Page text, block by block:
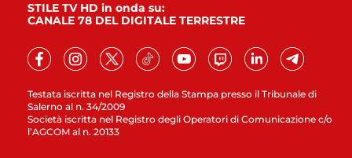
Testata iscritta nel Registro della Stampa presso il Tribunale di
Salerno al n. 34/2009
Società iscritta nel Registro degli Operatori di Comunicazione c/o
l’AGCOM al n. 20133
STILE TV HD in onda su:
CANALE 78 DEL DIGITALE TERRESTRE